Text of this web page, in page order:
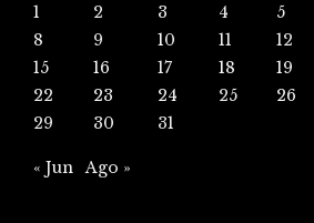
1
2 3 4 5
8
9 10 11 12
15
16 17 18 19
22
23 24 25 26
29
30 31
« Jun Ago »